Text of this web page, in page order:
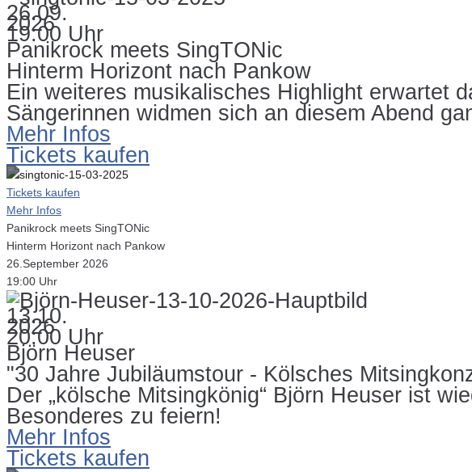
26.09.
2026
19:00 Uhr
Panikrock meets SingTONic
Hinterm Horizont nach Pankow
Ein weiteres musikalisches Highlight erwartet
Sängerinnen widmen sich an diesem Abend
Mehr Infos
Tickets kaufen
Tickets kaufen
Mehr Infos
Panikrock meets SingTONic
Hinterm Horizont nach Pankow
26.September 2026
19:00 Uhr
13.10.
2026
20:00 Uhr
Björn Heuser
"30 Jahre Jubiläumstour - Kölsches
Der „kölsche Mitsingkönig“ Björn Heuser ist
Besonderes zu feiern!
Mehr Infos
Tickets kaufen